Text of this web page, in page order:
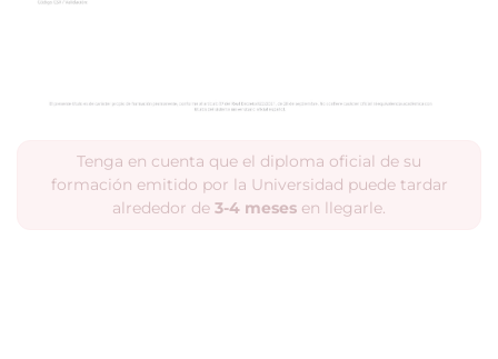
Tenga en cuenta que el diploma oficial de su
formación emitido por la Universidad puede tardar
alrededor de 3-4 meses en llegarle.